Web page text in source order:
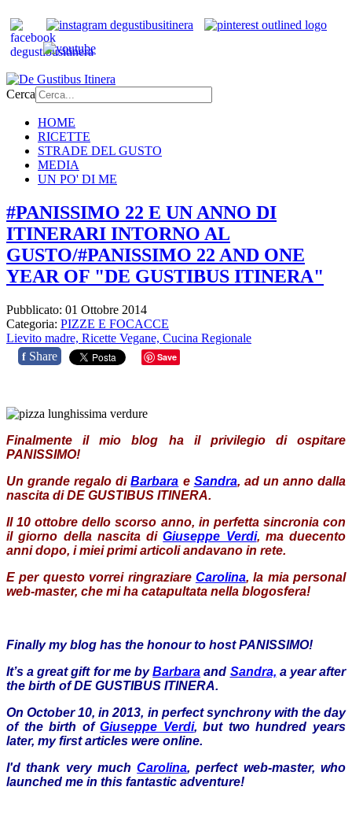
Cerca
HOME
RICETTE
STRADE DEL GUSTO
MEDIA
UN PO' DI ME
#PANISSIMO 22 E UN ANNO DI
ITINERARI INTORNO AL
GUSTO/#PANISSIMO 22 AND ONE
YEAR OF "DE GUSTIBUS ITINERA"
Pubblicato: 01 Ottobre 2014
Categoria: PIZZE E FOCACCE
Lievito madre, Ricette Vegane, Cucina Regionale
f Share Save
Finalmente il mio blog ha il privilegio di ospitare
PANISSIMO!
Un grande regalo diBarbara e Sandra, ad un anno dalla
nascita di DE GUSTIBUS ITINERA.
Il 10 ottobre dello scorso anno, in perfetta sincronia con
il giorno della nascita diGiuseppe Verdi, ma duecento
anni dopo, i miei primi articoli andavano in rete.
E per questo vorrei ringraziare Carolina, la mia personal
web-master, che mi ha catapultata nella blogosfera!
Finally my blog has the honour to host PANISSIMO!
It’s a great gift for me byBarbara and Sandra, a year after
the birth of DE GUSTIBUS ITINERA.
On October 10, in 2013, in perfect synchrony with the day
of the birth ofGiuseppe Verdi, but two hundred years
later, my first articles were online.
I'd thank very muchCarolina, perfect web-master, who
launched me in this fantastic adventure!